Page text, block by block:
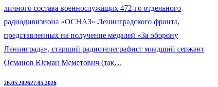
личного состава военнослужащих 472-го отдельного
радиодивизиона «ОСНАЗ» Ленинградского фронта,
представленных на получение медалей «За оборону
Ленинграда», старший радиотелеграфист младший сержант
Османов Юсман Меметович (так…
26.05.202627.05.2026